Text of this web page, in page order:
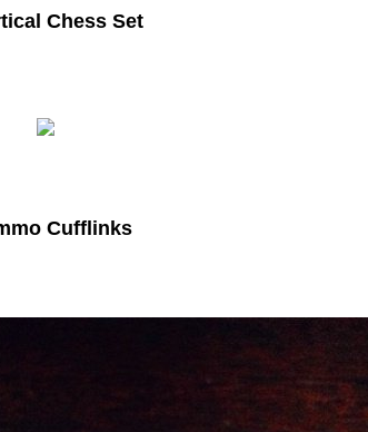
Chess Set
Cufflinks